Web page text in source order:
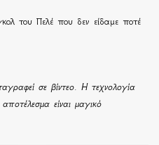
του Πελέ που δεν είδαμε ποτέ
σε βίντεο. Η τεχνολογία
αποτέλεσμα είναι μαγικό